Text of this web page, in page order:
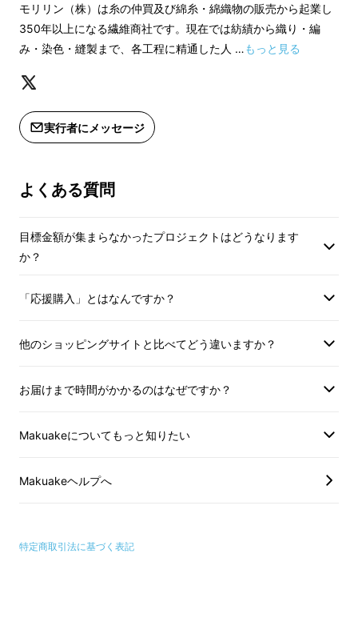
モリリン（株）は糸の仲買及び綿糸・綿織物の販売から起業し
350年以上になる繊維商社です。現在では紡績から織り・編
み・染色・縫製まで、各工程に精通した人 …もっと見る
実行者にメッセージ
よくある質問
目標金額が集まらなかったプロジェクトはどうなります
か？
「応援購入」とはなんですか？
他のショッピングサイトと比べてどう違いますか？
お届けまで時間がかかるのはなぜですか？
Makuakeについてもっと知りたい
Makuakeヘルプへ
特定商取引法に基づく表記